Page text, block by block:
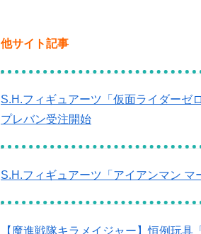
他サイト記事
S.H.フィギュアーツ「仮面ライダーゼ
プレバン受注開始
S.H.フィギュアーツ「アイアンマン マ
【魔進戦隊キラメイジャー】恒例玩